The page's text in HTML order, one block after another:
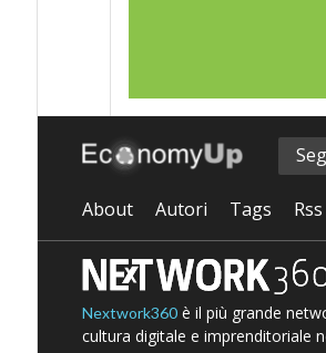
About Autori Tags
Nextwork360è il più grande
cultura digitale e imprenditoriale